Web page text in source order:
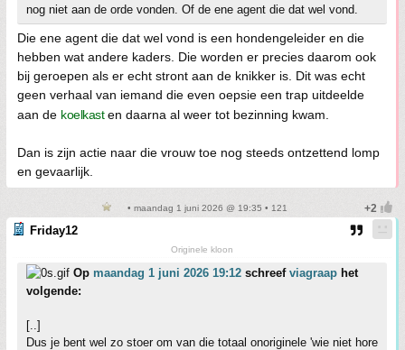
nog niet aan de orde vonden. Of de ene agent die dat wel vond.
Die ene agent die dat wel vond is een hondengeleider en die
hebben wat andere kaders. Die worden er precies daarom ook
bij geroepen als er echt stront aan de knikker is. Dit was echt
geen verhaal van iemand die even oepsie een trap uitdeelde
aan de koelkasten daarna al weer tot bezinning kwam.
Dan is zijn actie naar die vrouw toe nog steeds ontzettend lomp
en gevaarlijk.
• maandag 1 juni 2026 @ 19:35 • 121
Friday12
Originele kloon
Op maandag 1 juni 2026 19:12 schreef viagraap het
volgende:
[..]
Dus je bent wel zo stoer om van die totaal onoriginele 'wie niet hore